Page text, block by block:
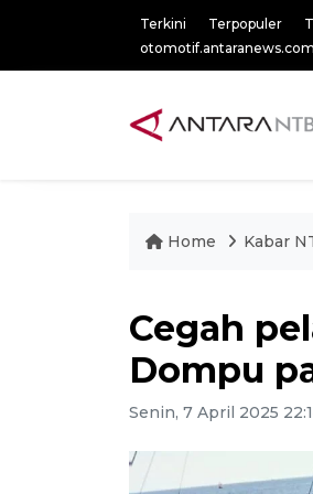
Terkini Terpopuler
otomotif.antaranews.com
Home Kabar
Cegah
Dompu
Senin, 7 April 2025